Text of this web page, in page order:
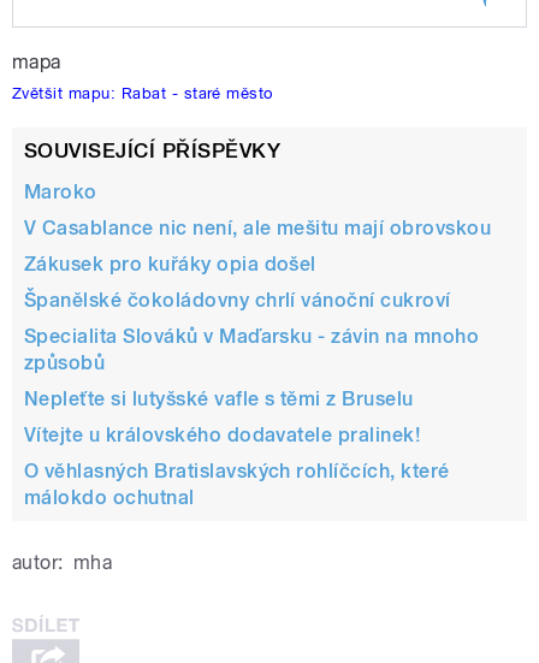
pause
mapa
Zvětšit mapu: Rabat - staré město
SOUVISEJÍCÍ PŘÍSPĚVKY
Maroko
V Casablance nic není, ale mešitu mají obrovskou
Zákusek pro kuřáky opia došel
Španělské čokoládovny chrlí vánoční cukroví
Specialita Slováků v Maďarsku - závin na mnoho
způsobů
Nepleťte si lutyšské vafle s těmi z Bruselu
Vítejte u královského dodavatele pralinek!
O věhlasných Bratislavských rohlíčcích, které
málokdo ochutnal
autor: mha